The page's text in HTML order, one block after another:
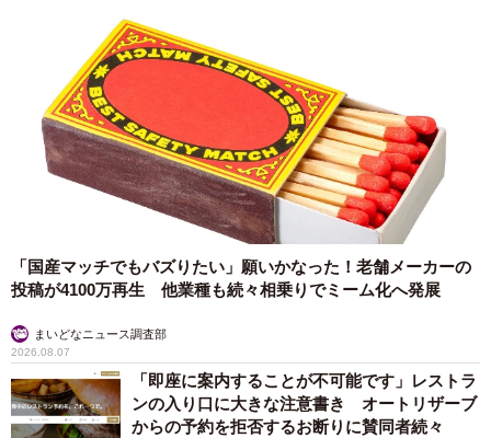
「国産マッチでもバズりたい」願いかなった！老舗メーカーの
投稿が4100万再生 他業種も続々相乗りでミーム化へ発展
まいどなニュース調査部
2026.08.07
「即座に案内することが不可能です」レストラ
ンの入り口に大きな注意書き オートリザーブ
からの予約を拒否するお断りに賛同者続々